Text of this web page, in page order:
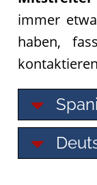
immer
haben,